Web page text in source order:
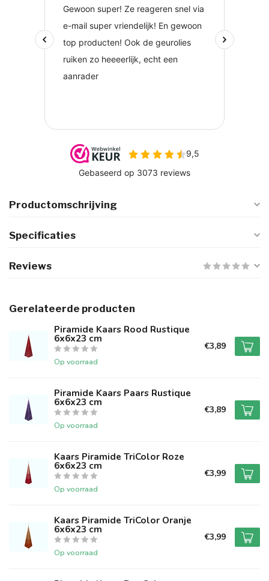
Productomschrijving
Specificaties
Reviews
Gerelateerde producten
Piramide Kaars Rood Rustique
6x6x23 cm
Op voorraad
€3,89
Piramide Kaars Paars Rustique
6x6x23 cm
Op voorraad
€3,89
Kaars Piramide TriColor Roze
6x6x23 cm
Op voorraad
€3,99
Kaars Piramide TriColor Oranje
6x6x23 cm
Op voorraad
€3,99